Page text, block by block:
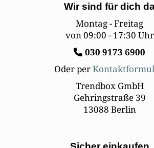
Wir sind für dich
Montag - Freitag
von 09:00 - 17:30 Uhr
030 9173 6900
Oder per
Trendbox GmbH
Gehringstraße 39
13088 Berlin